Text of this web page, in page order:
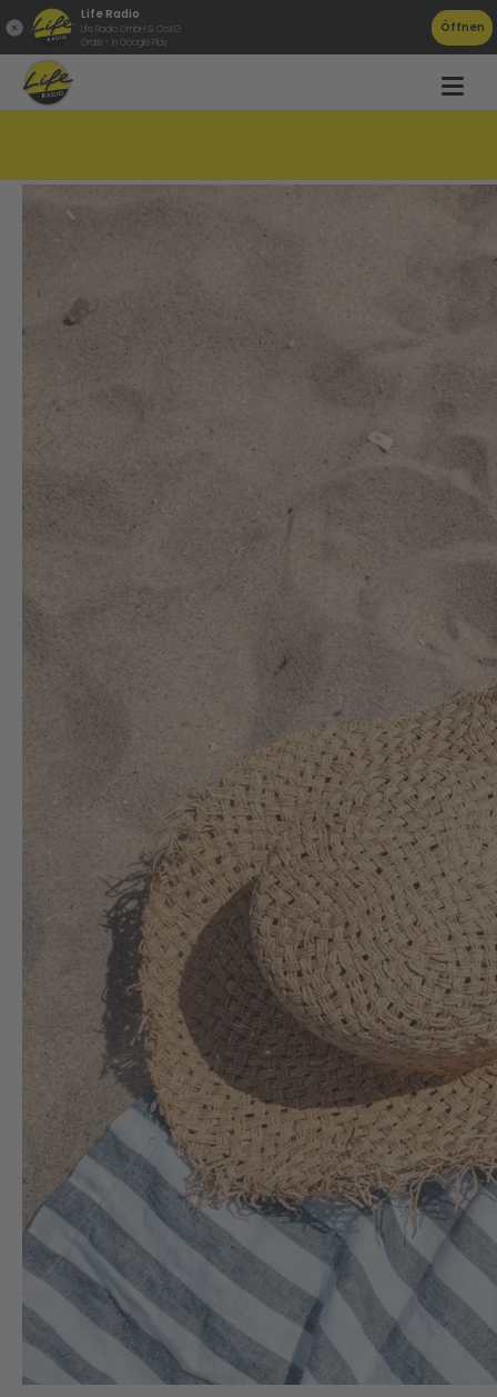
Life Radio
Life Radio GmbH & Co.KG
Gratis - in Google Play
Öffnen